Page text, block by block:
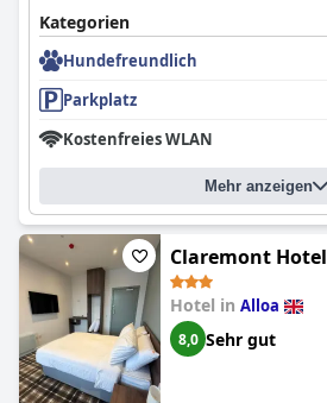
Kategorien
Hundefreundlich
Parkplatz
Kostenfreies WLAN
Mehr anzeigen
Claremont Hotel
Hotel in Alloa
8,0 Sehr gut